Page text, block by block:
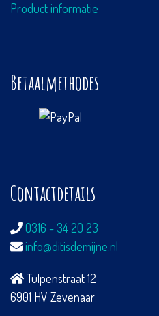
Product informatie
Betaalmethodes
Contactdetails
0316 - 34 20 23
info@ditisdemijne.nl
Tulpenstraat 12
6901 HV Zevenaar